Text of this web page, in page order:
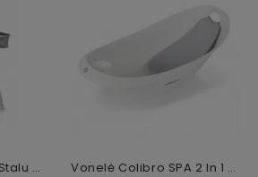
Vonelė Su Vystymo Stalu Colibro Flip Vonelė Colibro SPA 2 In 1 Dove, 86 Cm